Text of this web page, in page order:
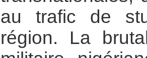
au trafic de
région. La